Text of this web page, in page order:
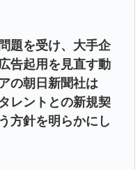
題を受け、大手企
告起用を見直す動
の朝日新聞社は
レントとの新規契
方針を明らかにし